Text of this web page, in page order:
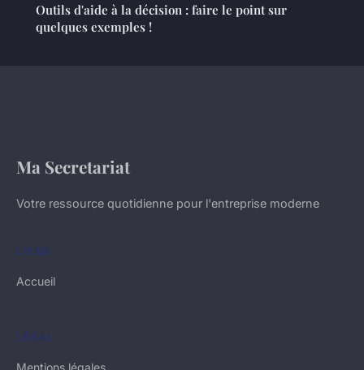
Outils d'aide à la décision : faire le point sur
quelques exemples !
Ma Secretariat
Votre ressource quotidienne pour l'entreprise moderne
LIENS
Accueil
LÉGAL
Mentions légales